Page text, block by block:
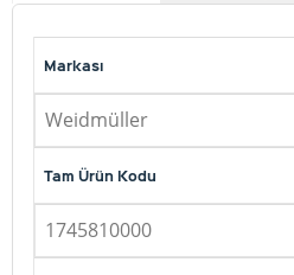
Markası
Weidmüller
Tam Ürün Kodu
1745810000